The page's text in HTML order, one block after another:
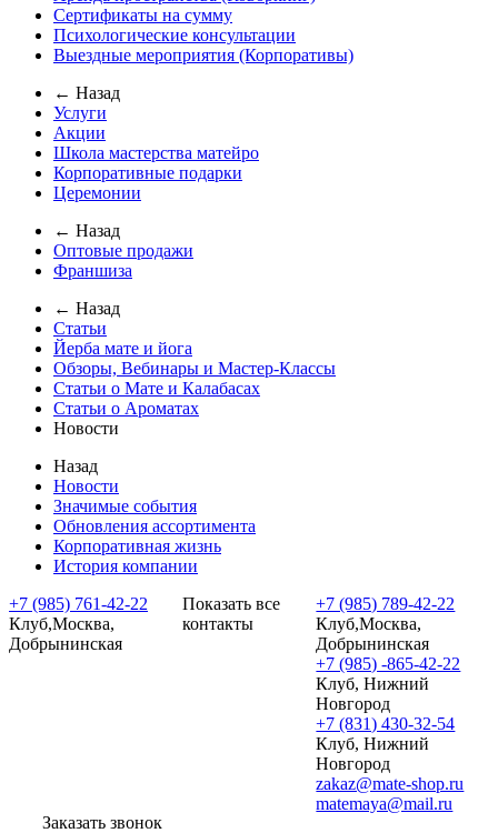
Сертификаты на сумму
Психологические консультации
Выездные мероприятия (Корпоративы)
← Назад
Услуги
Акции
Школа мастерства матейро
Корпоративные подарки
Церемонии
← Назад
Оптовые продажи
Франшиза
← Назад
Статьи
Йерба мате и йога
Обзоры, Вебинары и Мастер-Классы
Статьи о Мате и Калабасах
Статьи о Ароматах
Новости
Назад
Новости
Значимые события
Обновления ассортимента
Корпоративная жизнь
История компании
+7 (985) 761-42-22
Клуб,Москва,
Добрынинская
Показать все
контакты
+7 (985) 789-42-22
Клуб,Москва,
Добрынинская
+7 (985) -865-42-22
Клуб, Нижний
Новгород
+7 (831) 430-32-54
Клуб, Нижний
Новгород
zakaz@mate-shop.ru
matemaya@mail.ru
Заказать звонок